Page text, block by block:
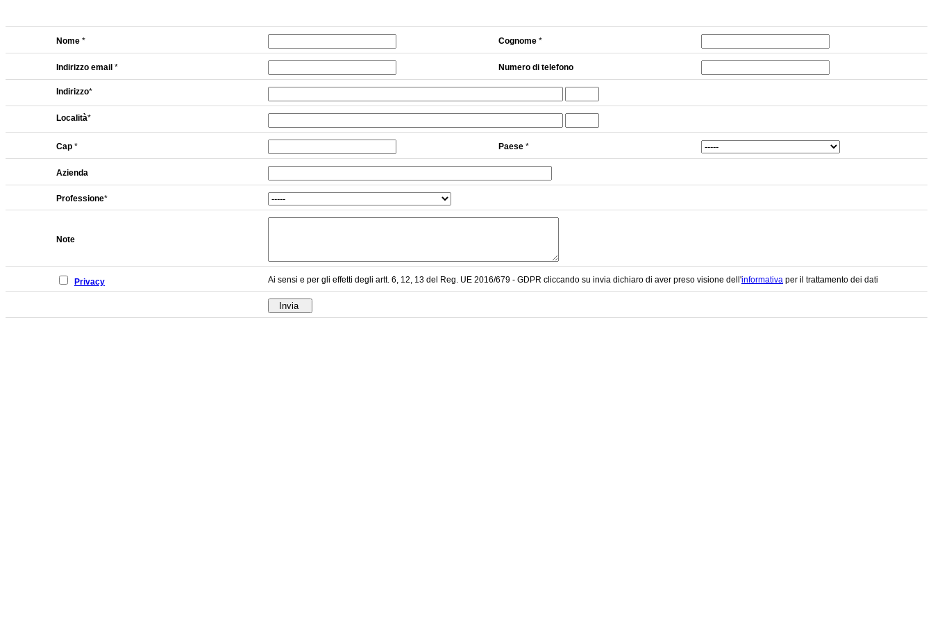
Nome * Cognome *
Indirizzo email * Numero di telefono
Indirizzo*
Località*
Cap * Paese *
Azienda
Professione*
Note
Privacy Ai sensi e per gli effetti degli artt. 6, 12, 13 del Reg. UE 2016/679 - GDPR cliccando su invia dichiaro di aver preso visione dell'informativa per il trattamento dei dati